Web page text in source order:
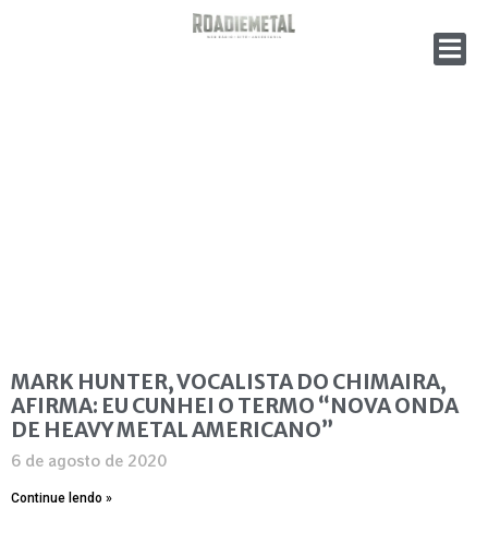
MARK HUNTER, VOCALISTA DO CHIMAIRA,
AFIRMA: EU CUNHEI O TERMO “NOVA ONDA
DE HEAVY METAL AMERICANO”
6 de agosto de 2020
Continue lendo »